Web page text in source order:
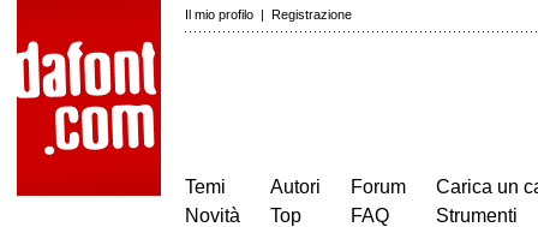
Il mio profilo | Registrazione
Temi
Novità
Autori
Top
Forum
FAQ
Carica un
Strumenti